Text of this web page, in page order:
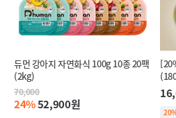
듀먼 강아지 자연화식 100g 10종 20팩
(2kg)
70,000
24%52,900원